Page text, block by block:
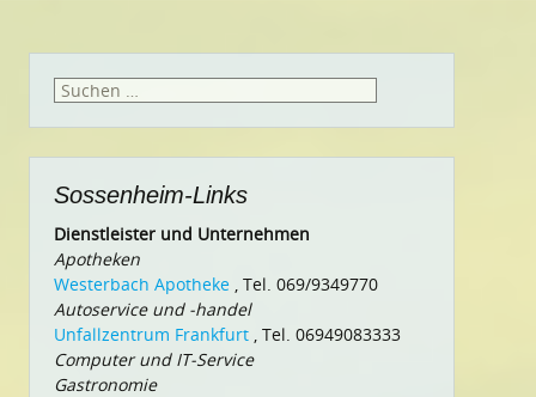
Suchen
Sossenheim-Links
Dienstleister und Unternehmen
Apotheken
Westerbach Apotheke , Tel. 069/9349770
Autoservice und -handel
Unfallzentrum Frankfurt , Tel. 06949083333
Computer und IT-Service
Gastronomie